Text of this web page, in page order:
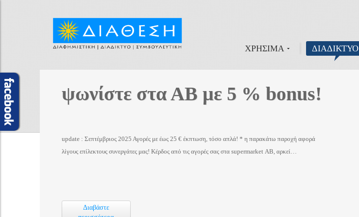
ΧΡΗΣΙΜΑ ΔΙΑΔΙΚΤΥΟ
ψωνίστε στα ΑΒ με 5 % bonus!
update : Σεπτέμβριος 2025 Αγορές με έως 25 € έκπτωση, τόσο απλά! * η παρακάτω παροχή αφορά
λίγους επίλεκτους συνεργάτες μας! Κέρδος από τις αγορές σας στα supermarket ΑΒ, αρκεί…
Διαβάστε